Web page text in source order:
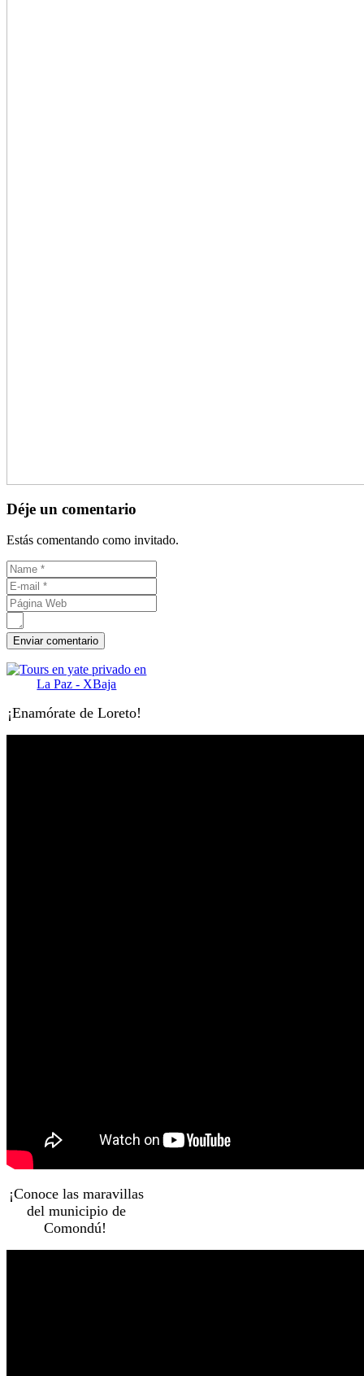
Déje un comentario
Estás comentando como invitado.
¡Enamórate de Loreto!
¡Conoce las maravillas
del municipio de
Comondú!